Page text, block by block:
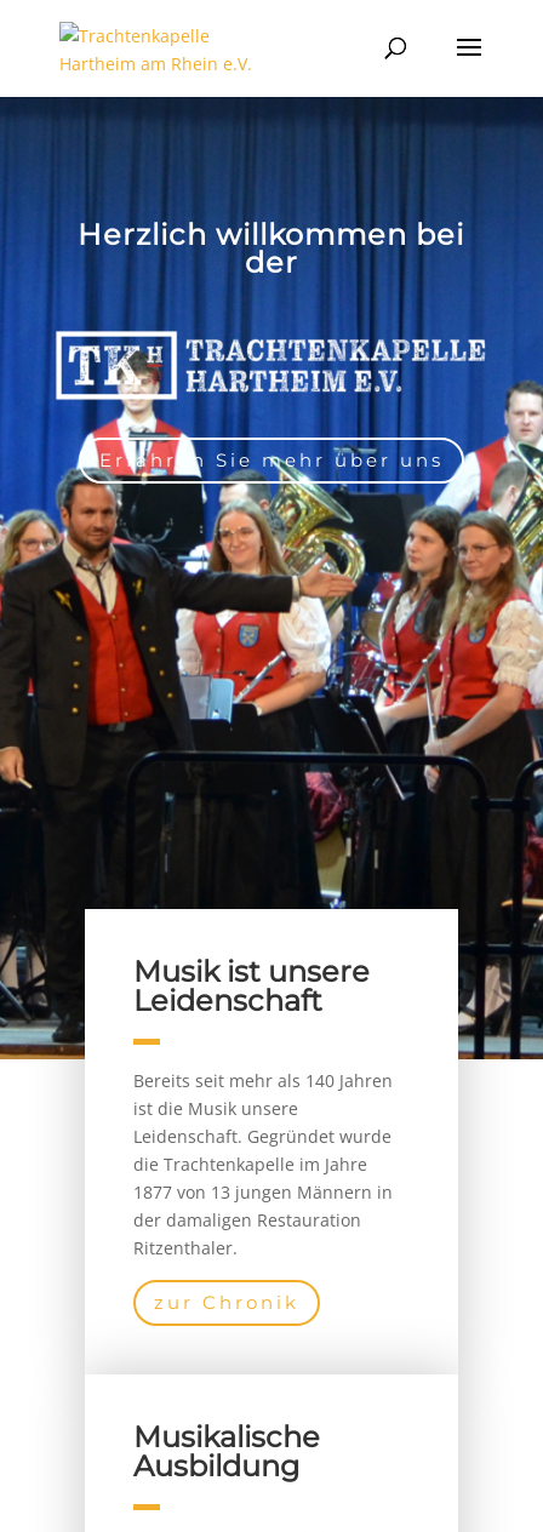
Herzlich willkommen bei
der
Erfahren Sie mehr über uns
Musik ist unsere
Leidenschaft
Bereits seit mehr als 140 Jahren
ist die Musik unsere
Leidenschaft. Gegründet wurde
die Trachtenkapelle im Jahre
1877 von 13 jungen Männern in
der damaligen Restauration
Ritzenthaler.
zur Chronik
Musikalische
Ausbildung